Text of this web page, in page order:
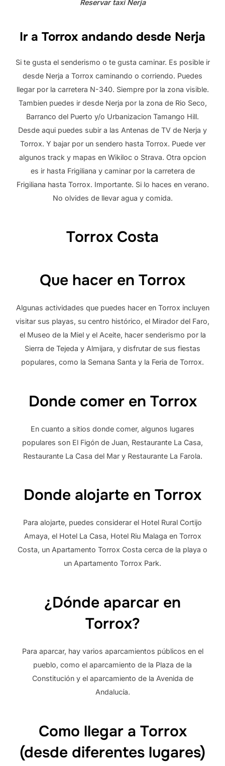
Reservar taxi Nerja
Ir a Torrox andando desde Nerja
Si te gusta el senderismo o te gusta caminar. Es posible ir
desde Nerja a Torrox caminando o corriendo. Puedes
llegar por la carretera N-340. Siempre por la zona visible.
Tambien puedes ir desde Nerja por la zona de Rio Seco,
Barranco del Puerto y/o Urbanizacion Tamango Hill.
Desde aqui puedes subir a las Antenas de TV de Nerja y
Torrox. Y bajar por un sendero hasta Torrox. Puede ver
algunos track y mapas en Wikiloc o Strava. Otra opcion
es ir hasta Frigiliana y caminar por la carretera de
Frigiliana hasta Torrox. Importante. Si lo haces en verano.
No olvides de llevar agua y comida.
Torrox Costa
Que hacer en Torrox
Algunas actividades que puedes hacer en Torrox incluyen
visitar sus playas, su centro histórico, el Mirador del Faro,
el Museo de la Miel y el Aceite, hacer senderismo por la
Sierra de Tejeda y Almijara, y disfrutar de sus fiestas
populares, como la Semana Santa y la Feria de Torrox.
Donde comer en Torrox
En cuanto a sitios donde comer, algunos lugares
populares son El Figón de Juan, Restaurante La Casa,
Restaurante La Casa del Mar y Restaurante La Farola.
Donde alojarte en Torrox
Para alojarte, puedes considerar el Hotel Rural Cortijo
Amaya, el Hotel La Casa, Hotel Riu Malaga en Torrox
Costa, un Apartamento Torrox Costa cerca de la playa o
un Apartamento Torrox Park.
¿Dónde aparcar en
Torrox?
Para aparcar, hay varios aparcamientos públicos en el
pueblo, como el aparcamiento de la Plaza de la
Constitución y el aparcamiento de la Avenida de
Andalucía.
Como llegar a Torrox
(desde diferentes lugares)